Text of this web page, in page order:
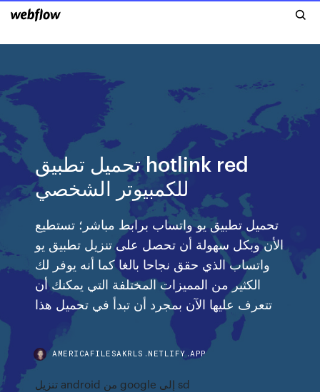
تحميل تطبيق hotlink red
للكمبيوتر الشخصي
تحميل تطبيق يو واتساب برابط مباشر؛ تستطيع
الأن وبكل سهولة أن تحصل على تنزيل تطبيق يو
واتساب الذي حقق نجاحا بالغا كما أنه يوفر لك
الكثير من المميزات المختلفة التي يمكنك أن
تتعرف عليها الآن بمجرد أن تبدأ في تحميل هذا
AMERICAFILESAKRLS.NETLIFY.APP
تنزيل android من google إلى sd